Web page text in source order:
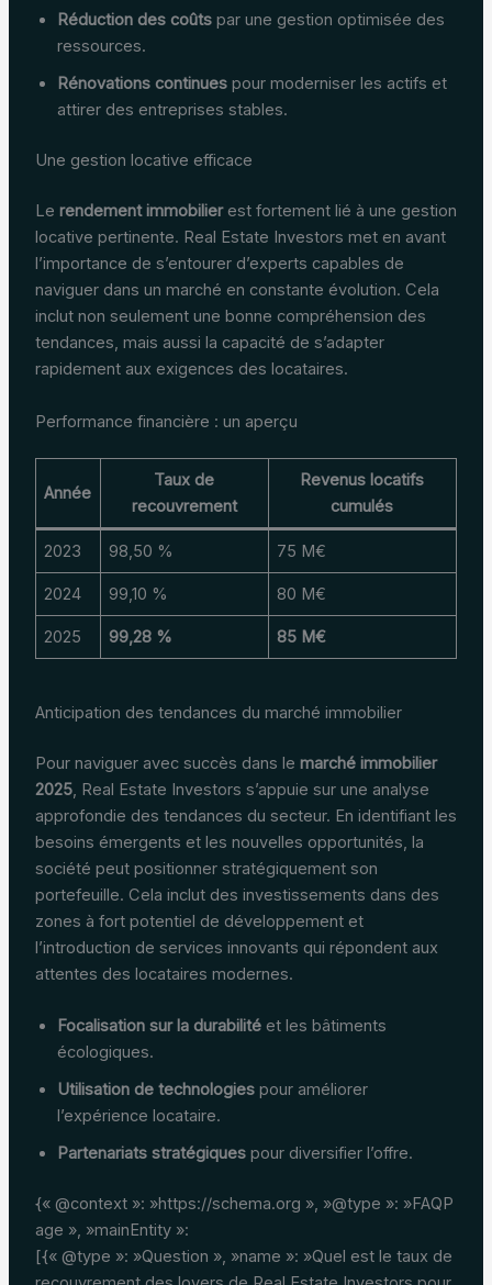
Réduction des coûtspar une gestion optimisée des
ressources.
Rénovations continuespour moderniser les actifs et
attirer des entreprises stables.
Une gestion locative efficace
Le rendement immobilierest fortement lié à une gestion
locative pertinente. Real Estate Investors met en avant
l’importance de s’entourer d’experts capables de
naviguer dans un marché en constante évolution. Cela
inclut non seulement une bonne compréhension des
tendances, mais aussi la capacité de s’adapter
rapidement aux exigences des locataires.
Performance financière : un aperçu
Année
Taux de
recouvrement
Revenus locatifs
cumulés
2023 98,50 % 75 M€
2024 99,10 % 80 M€
2025 99,28 % 85 M€
Anticipation des tendances du marché immobilier
Pour naviguer avec succès dans le marché immobilier
2025, Real Estate Investors s’appuie sur une analyse
approfondie des tendances du secteur. En identifiant les
besoins émergents et les nouvelles opportunités, la
société peut positionner stratégiquement son
portefeuille. Cela inclut des investissements dans des
zones à fort potentiel de développement et
l’introduction de services innovants qui répondent aux
attentes des locataires modernes.
Focalisation sur la durabilitéet les bâtiments
écologiques.
Utilisation de technologiespour améliorer
l’expérience locataire.
Partenariats stratégiquespour diversifier l’offre.
{« @context »: »https://schema.org », »@type »: »FAQP
age », »mainEntity »:
[{« @type »: »Question », »name »: »Quel est le taux de